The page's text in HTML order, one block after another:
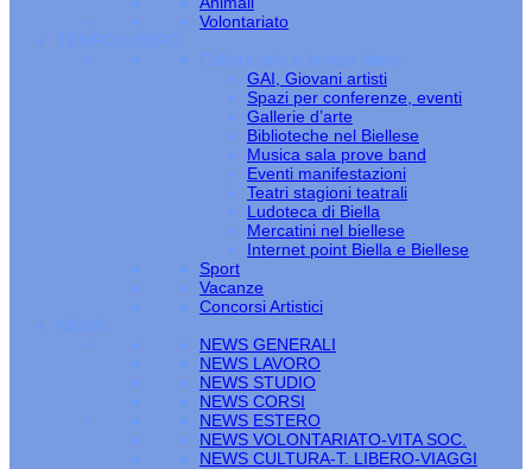
Volontariato
TEMPO LIBERO
Cultura arte e tempo libero
GAI, Giovani artisti
Spazi per conferenze, eventi
Gallerie d’arte
Biblioteche nel Biellese
Musica sala prove band
Eventi manifestazioni
Teatri stagioni teatrali
Ludoteca di Biella
Mercatini nel biellese
Internet point Biella e Biellese
Sport
Vacanze
Concorsi Artistici
NEWS
NEWS GENERALI
NEWS LAVORO
NEWS STUDIO
NEWS CORSI
NEWS ESTERO
NEWS VOLONTARIATO-VITA SOC.
NEWS CULTURA-T. LIBERO-VIAGGI